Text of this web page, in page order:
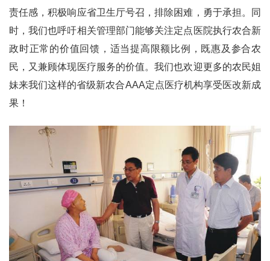
责任感，积极响应省卫生厅号召，排除困难，勇于承担。同
时，我们也呼吁相关管理部门能够关注定点医院执行农合新
政时正常的价值回馈，适当提高限额比例，既惠及参合农
民，又兼顾体现医疗服务的价值。我们也欢迎更多的农民姐
妹来我们这样的省级新农合AAA定点医疗机构享受医改新成
果！